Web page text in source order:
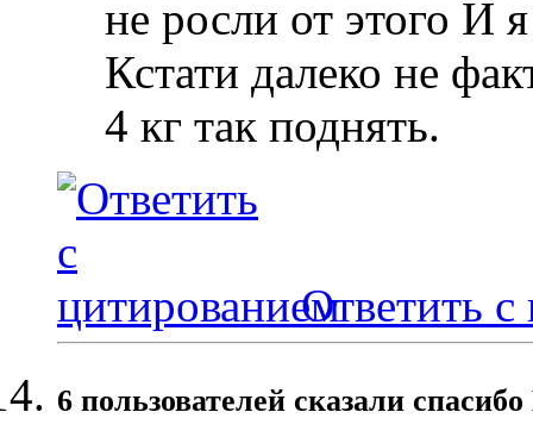
не росли от этого И я
Кстати далеко не
4 кг так поднять.
Ответить с
6 пользователей сказали